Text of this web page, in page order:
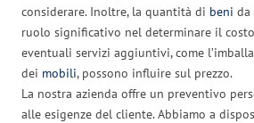
considerare. Inoltre, la quantità di beni da
ruolo significativo nel determinare il
eventuali servizi aggiuntivi, come
dei mobili, possono influire sul prezzo.
La nostra azienda offre un preventivo
alle esigenze del cliente. Abbiamo a